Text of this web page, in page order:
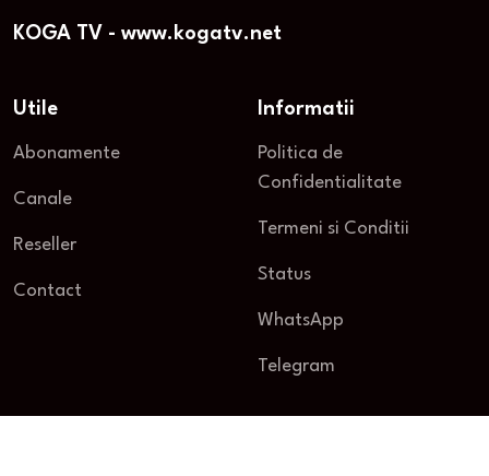
KOGA TV - www.kogatv.net
Utile
Abonamente
Canale
Reseller
Contact
Informatii
Politica de
Confidentialitate
Termeni si Conditii
Status
WhatsApp
Telegram